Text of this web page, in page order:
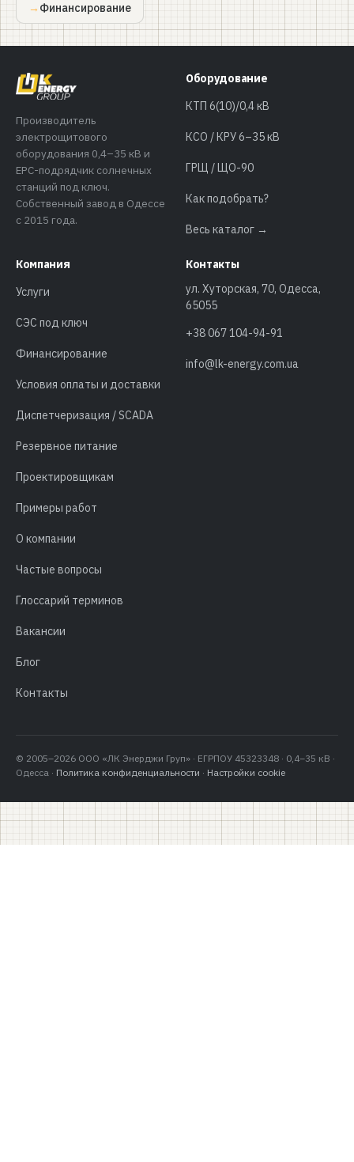
Финансирование
Производитель
электрощитового
оборудования 0,4–35 кВ и
EPC-подрядчик солнечных
станций под ключ.
Собственный завод в Одессе
с 2015 года.
Оборудование
КТП 6(10)/0,4 кВ
КСО / КРУ 6–35 кВ
ГРЩ / ЩО-90
Как подобрать?
Весь каталог →
Компания
Услуги
СЭС под ключ
Финансирование
Условия оплаты и доставки
Диспетчеризация / SCADA
Резервное питание
Проектировщикам
Примеры работ
О компании
Частые вопросы
Глоссарий терминов
Вакансии
Блог
Контакты
Контакты
ул. Хуторская, 70, Одесса,
65055
+38 067 104-94-91
info@lk-energy.com.ua
© 2005–2026 ООО «ЛК Энерджи Груп» · ЕГРПОУ 45323348 · 0,4–35 кВ ·
Одесса · Политика конфиденциальности · Настройки cookie